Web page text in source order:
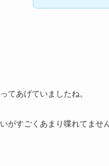
てあげていましたね。
がすごくあまり喋れてませ